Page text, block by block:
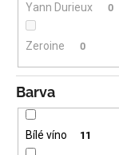
Yann Durieux 0
Zeroine 0
Barva
Bílé víno 11